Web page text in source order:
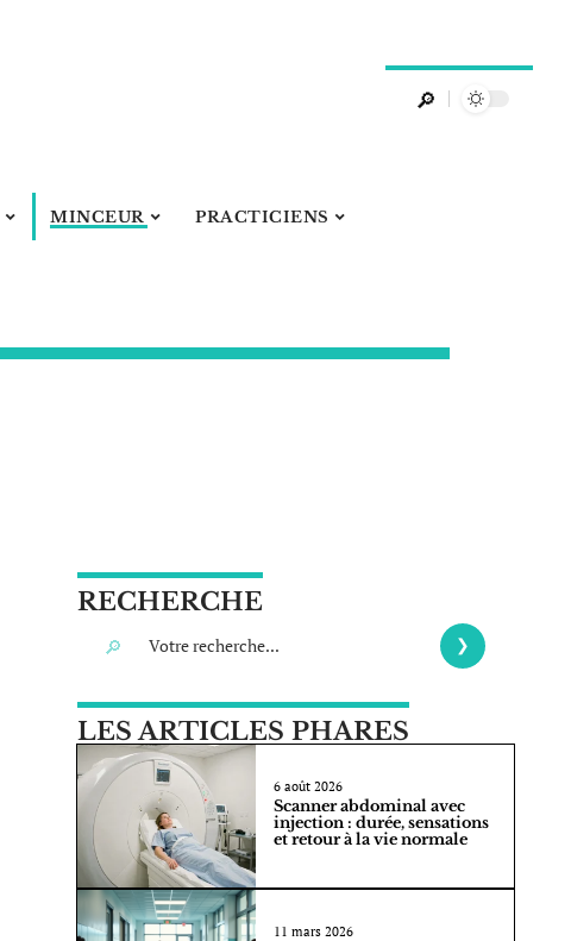
MINCEUR PRACTICIENS
RECHERCHE
LES ARTICLES PHARES
6 août 2026
Scanner abdominal avec
injection : durée, sensations
et retour à la vie normale
11 mars 2026